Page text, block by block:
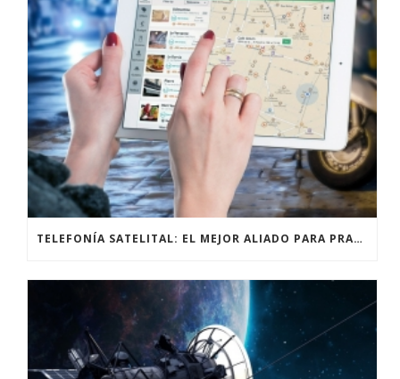
TELEFONÍA SATELITAL: EL MEJOR ALIADO PARA PRACTICANTES DE ALPINISMO